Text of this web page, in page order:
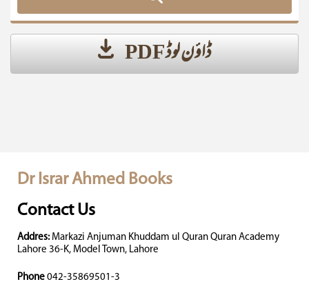
ڈاؤن لوڈ PDF
Dr Israr Ahmed Books
Contact Us
Addres: Markazi Anjuman Khuddam ul Quran Quran Academy
Lahore 36-K, Model Town, Lahore
Phone 042-35869501-3